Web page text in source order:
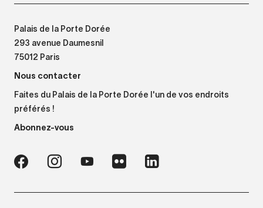
Palais de la Porte Dorée
293 avenue Daumesnil
75012 Paris
Nous contacter
Faites du Palais de la Porte Dorée l'un de vos endroits
préférés !
Abonnez-vous